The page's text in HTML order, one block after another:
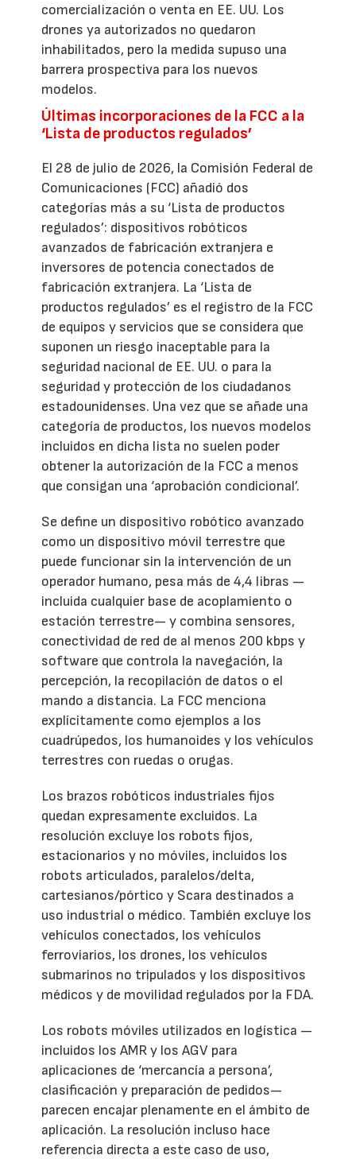
comercialización o venta en EE. UU. Los
drones ya autorizados no quedaron
inhabilitados, pero la medida supuso una
barrera prospectiva para los nuevos
modelos.
Últimas incorporaciones de la FCC a la
‘Lista de productos regulados’
El 28 de julio de 2026, la Comisión Federal de
Comunicaciones (FCC) añadió dos
categorías más a su ‘Lista de productos
regulados’: dispositivos robóticos
avanzados de fabricación extranjera e
inversores de potencia conectados de
fabricación extranjera. La ‘Lista de
productos regulados’ es el registro de la FCC
de equipos y servicios que se considera que
suponen un riesgo inaceptable para la
seguridad nacional de EE. UU. o para la
seguridad y protección de los ciudadanos
estadounidenses. Una vez que se añade una
categoría de productos, los nuevos modelos
incluidos en dicha lista no suelen poder
obtener la autorización de la FCC a menos
que consigan una ‘aprobación condicional’.
Se define un dispositivo robótico avanzado
como un dispositivo móvil terrestre que
puede funcionar sin la intervención de un
operador humano, pesa más de 4,4 libras —
incluida cualquier base de acoplamiento o
estación terrestre— y combina sensores,
conectividad de red de al menos 200 kbps y
software que controla la navegación, la
percepción, la recopilación de datos o el
mando a distancia. La FCC menciona
explícitamente como ejemplos a los
cuadrúpedos, los humanoides y los vehículos
terrestres con ruedas o orugas.
Los brazos robóticos industriales fijos
quedan expresamente excluidos. La
resolución excluye los robots fijos,
estacionarios y no móviles, incluidos los
robots articulados, paralelos/delta,
cartesianos/pórtico y Scara destinados a
uso industrial o médico. También excluye los
vehículos conectados, los vehículos
ferroviarios, los drones, los vehículos
submarinos no tripulados y los dispositivos
médicos y de movilidad regulados por la FDA.
Los robots móviles utilizados en logística —
incluidos los AMR y los AGV para
aplicaciones de ‘mercancía a persona’,
clasificación y preparación de pedidos—
parecen encajar plenamente en el ámbito de
aplicación. La resolución incluso hace
referencia directa a este caso de uso,